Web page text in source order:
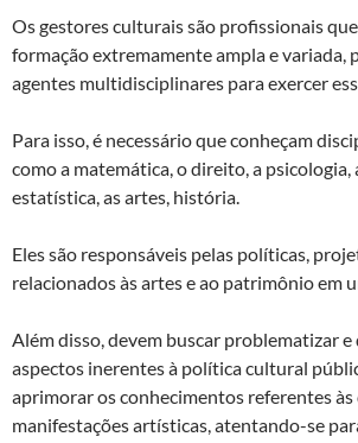
Os gestores culturais são profissionais
formação extremamente ampla e variada,
agentes multidisciplinares para exercer
Para isso, é necessário que conheçam
como a matemática, o direito, a psicologia,
estatística, as artes, história.
Eles são responsáveis ​​pelas políticas,
relacionados às artes e ao patrimônio em
Além disso, devem buscar problematizar
aspectos inerentes à política cultural
aprimorar os conhecimentos referentes às
manifestações artísticas, atentando-se